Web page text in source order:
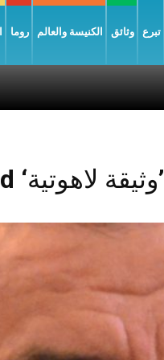
روما الكنيسة والعالم وثائق تبرع
Posts Tagged ‘وثيقة لاهوتية’